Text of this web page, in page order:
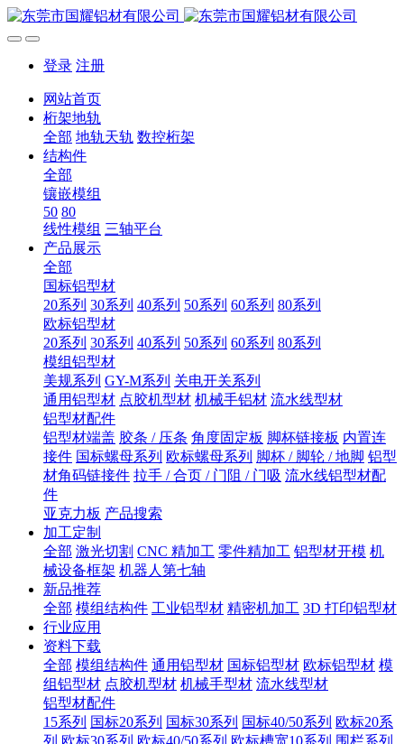
登录 注册
网站首页
桁架地轨
全部 地轨天轨 数控桁架
结构件
全部
镶嵌模组
50 80
线性模组 三轴平台
产品展示
全部
国标铝型材
20系列 30系列 40系列 50系列 60系列 80系列
欧标铝型材
20系列 30系列 40系列 50系列 60系列 80系列
模组铝型材
美规系列 GY-M系列 关电开关系列
通用铝型材 点胶机型材 机械手铝材 流水线型材
铝型材配件
铝型材端盖 胶条 / 压条 角度固定板 脚杯链接板 内置连
接件 国标螺母系列 欧标螺母系列 脚杯 / 脚轮 / 地脚 铝型
材角码链接件 拉手 / 合页 / 门阻 / 门吸 流水线铝型材配
件
亚克力板 产品搜索
加工定制
全部 激光切割 CNC 精加工 零件精加工 铝型材开模 机
械设备框架 机器人第七轴
新品推荐
全部 模组结构件 工业铝型材 精密机加工 3D 打印铝型材
行业应用
资料下载
全部 模组结构件 通用铝型材 国标铝型材 欧标铝型材 模
组铝型材 点胶机型材 机械手型材 流水线型材
铝型材配件
15系列 国标20系列 国标30系列 国标40/50系列 欧标20系
列 欧标30系列 欧标40/50系列 欧标槽宽10系列 围栏系列